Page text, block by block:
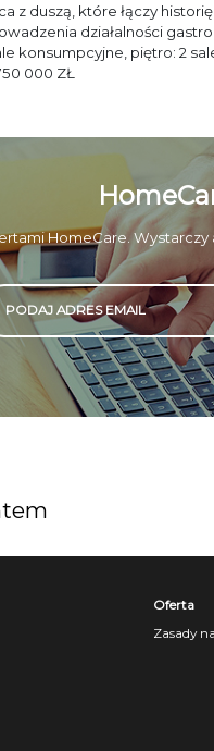
duszą, które łączy
działalności
konsumpcyjne, piętro: 2
000 ZŁ
HomeCare.
585 909
Oferta
Zasady